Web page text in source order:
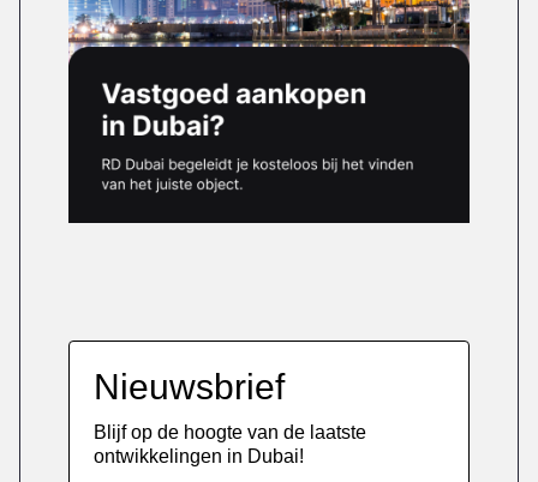
Nieuwsbrief
Blijf op de hoogte van de laatste
ontwikkelingen in Dubai!